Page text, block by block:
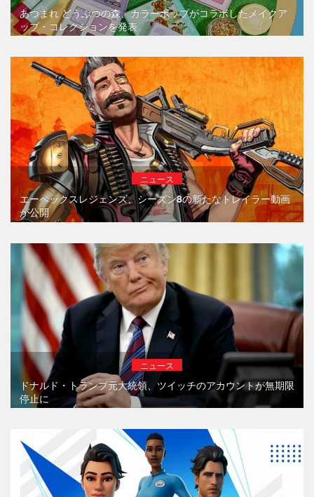
あつまれ どうぶつの森、カラーポップがコラボしたメイクア
ップ・コレクションを発表
ニュース
エーペックスレジェンズ、シーズン8の新たなトレイラー動画
が公開
ニュース
ドナルド・トランプ元大統領、ツイッチのアカウントが無期限
停止に